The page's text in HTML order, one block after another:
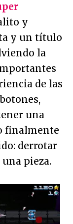
y
y un título
la
de las
una
finalmente
derrotar
pieza.